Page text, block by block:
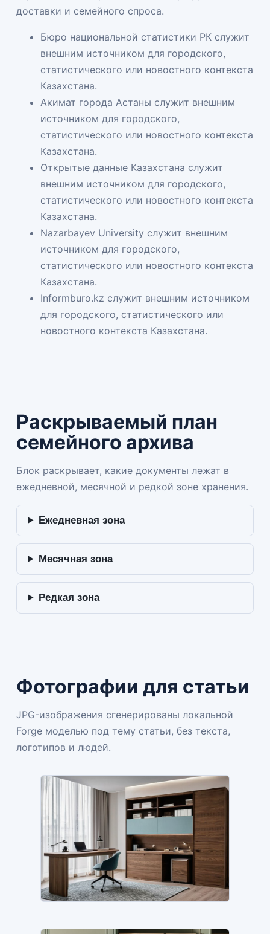
доставки и семейного спроса.
Бюро национальной статистики РКслужит
внешним источником для городского,
статистического или новостного контекста
Казахстана.
Акимат города Астаны служит внешним
источником для городского,
статистического или новостного контекста
Казахстана.
Открытые данные Казахстана служит
внешним источником для городского,
статистического или новостного контекста
Казахстана.
Nazarbayev University служит внешним
источником для городского,
статистического или новостного контекста
Казахстана.
Informburo.kz служит внешним источником
для городского, статистического или
новостного контекста Казахстана.
Раскрываемый план
семейного архива
Блок раскрывает, какие документы лежат в
ежедневной, месячной и редкой зоне хранения.
Ежедневная зона
Месячная зона
Редкая зона
Фотографии для статьи
JPG-изображения сгенерированы локальной
Forge моделью под тему статьи, без текста,
логотипов и людей.